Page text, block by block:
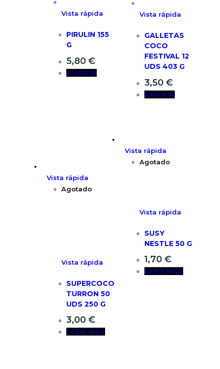
Vista rápida
PIRULIN 155
G
5,80 €
AÑADIR
Vista rápida
GALLETAS
COCO
FESTIVAL 12
UDS 403 G
3,50 €
AÑADIR
Vista rápida
Agotado
Vista rápida
SUPERCOCO
TURRON 50
UDS 250 G
3,00 €
LEER MÁS
Vista rápida
Agotado
Vista rápida
SUSY
NESTLE 50 G
1,70 €
LEER MÁS